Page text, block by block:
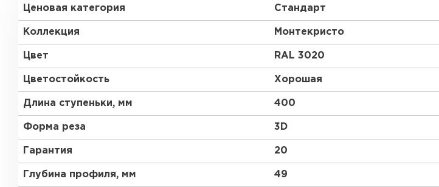
Ценовая категория Стандарт
Коллекция Монтекристо
Цвет RAL 3020
Цветостойкость Хорошая
Длина ступеньки, мм 400
Форма реза 3D
Гарантия 20
Глубина профиля, мм 49